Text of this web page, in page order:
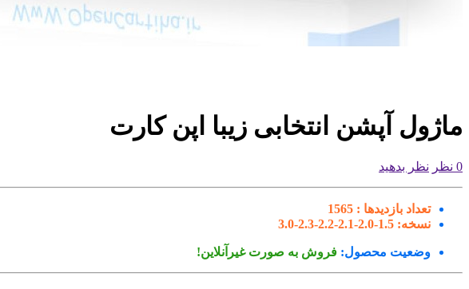
ماژول آپشن انتخابی زیبا اپن کارت
0 نظر نظر بدهید
تعداد بازدیدها : 1565
نسخه: 1.5-2.0-2.1-2.2-2.3-3.0
وضعیت محصول: فروش به صورت غیرآنلاین!